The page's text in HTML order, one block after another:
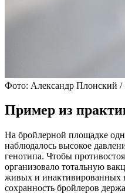
Фото: Александр Плонский
Пример из
На бройлерной площадке
наблюдалось высокое
генотипа. Чтобы
организовало тотальную
живых и инактивированных
сохранность бройлеров